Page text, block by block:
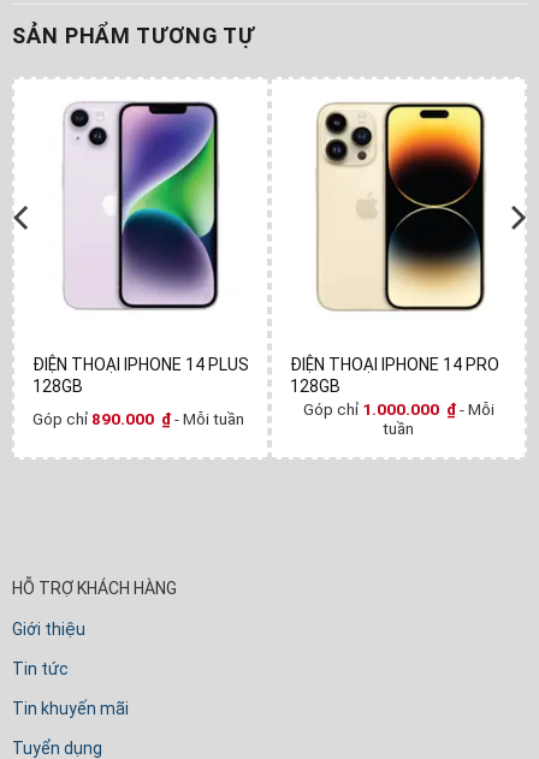
SẢN PHẨM TƯƠNG TỰ
ĐIỆN THOẠI IPHONE 14 PLUS
128GB
Góp chỉ 890.000 ₫- Mỗi tuần
ĐIỆN THOẠI IPHONE 14 PRO
128GB
Góp chỉ 1.000.000 ₫ - Mỗi
tuần
HỖ TRỢ KHÁCH HÀNG
Giới thiệu
Tin tức
Tin khuyến mãi
Tuyển dụng